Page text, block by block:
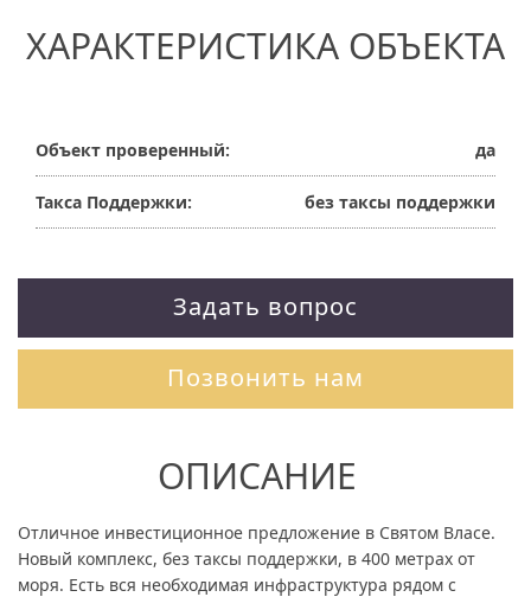
ХАРАКТЕРИСТИКА ОБЪЕКТА
Объект проверенный: да
Такса Поддержки: без таксы поддержки
Задать вопрос
Позвонить нам
ОПИСАНИЕ
Отличное инвестиционное предложение в Святом Власе.
Новый комплекс, без таксы поддержки, в 400 метрах от
моря. Есть вся необходимая инфраструктура рядом с